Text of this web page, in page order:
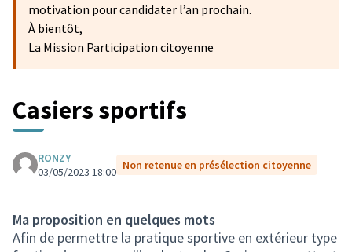
motivation pour candidater l’an prochain.
À bientôt,
La Mission Participation citoyenne
Casiers sportifs
RONZY
03/05/2023 18:00 Non retenue en présélection citoyenne
Ma proposition en quelques mots
Afin de permettre la pratique sportive en extérieur type